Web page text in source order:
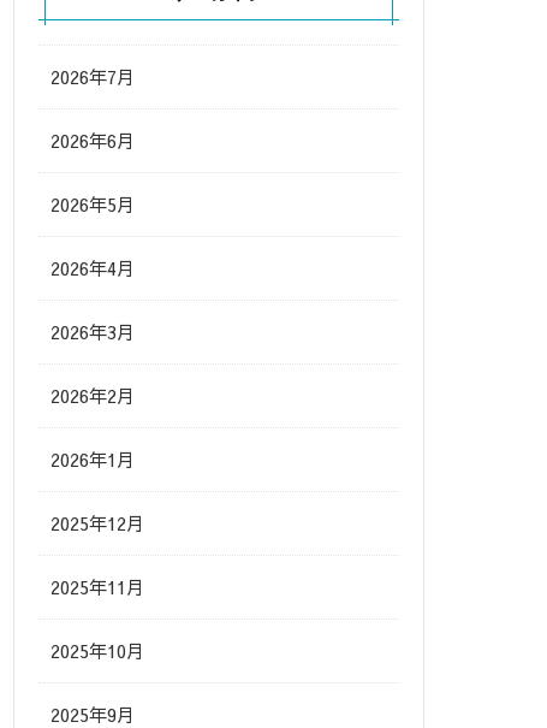
2026年7月
2026年6月
2026年5月
2026年4月
2026年3月
2026年2月
2026年1月
2025年12月
2025年11月
2025年10月
2025年9月